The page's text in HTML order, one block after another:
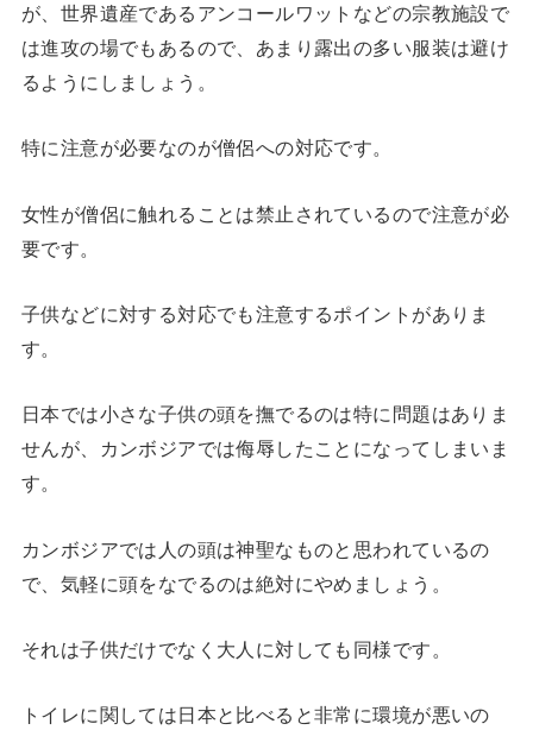
が、世界遺産であるアンコールワットなどの宗教施設で
は進攻の場でもあるので、あまり露出の多い服装は避け
るようにしましょう。
特に注意が必要なのが僧侶への対応です。
女性が僧侶に触れることは禁止されているので注意が必
要です。
子供などに対する対応でも注意するポイントがありま
す。
日本では小さな子供の頭を撫でるのは特に問題はありま
せんが、カンボジアでは侮辱したことになってしまいま
す。
カンボジアでは人の頭は神聖なものと思われているの
で、気軽に頭をなでるのは絶対にやめましょう。
それは子供だけでなく大人に対しても同様です。
トイレに関しては日本と比べると非常に環境が悪いの